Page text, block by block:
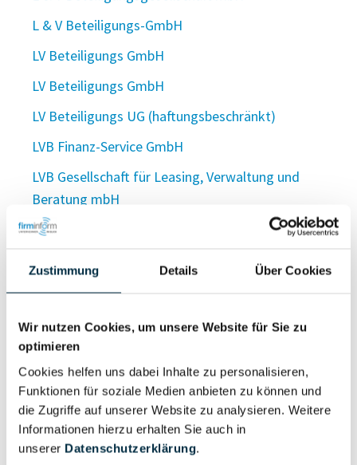
Zustimmung Details Über Cookies
Wir nutzen Cookies, um unsere Website für Sie zu
optimieren
Cookies helfen uns dabei Inhalte zu personalisieren,
Funktionen für soziale Medien anbieten zu können und
die Zugriffe auf unserer Website zu analysieren. Weitere
Informationen hierzu erhalten Sie auch in
unserer Datenschutzerklärung.
L & V Beteiligungs-GmbH
LV Beteiligungs GmbH
LV Beteiligungs GmbH
LV Beteiligungs UG (haftungsbeschränkt)
LVB Finanz-Service GmbH
LVB Gesellschaft für Leasing, Verwaltung und
Beratung mbH
LVBGW Dienstleistungs GmbH
LVB Hotelmanagement UG (haftungsbeschränkt)
LVB Hotelmanagement UG (haftungsbeschränkt)
LVBH Steuerberatung GmbH
LVB Hygienedienst GmbH
LVB Immobilien GmbH
LVB Immo Geschäftsführungs-GmbH